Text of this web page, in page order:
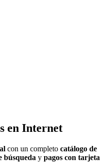
en Internet
con un completo catálogo de
búsqueda y pagos con tarjeta